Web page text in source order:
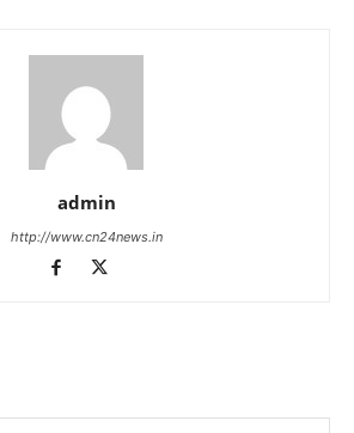
admin
http://www.cn24news.in